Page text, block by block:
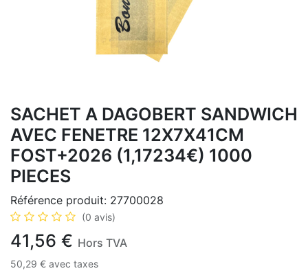
SACHET A DAGOBERT SANDWICH
AVEC FENETRE 12X7X41CM
FOST+2026 (1,17234€) 1000
PIECES
Référence produit: 27700028
(0 avis)
41,56 € Hors TVA
50,29 € avec taxes